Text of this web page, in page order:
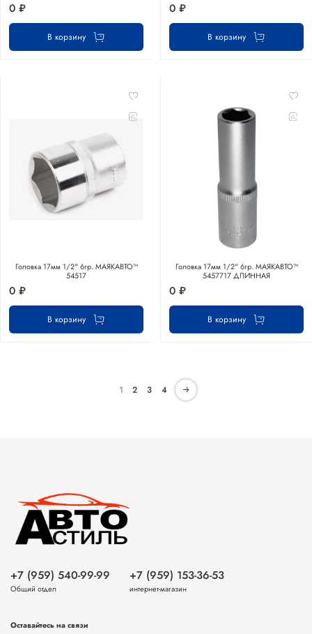
0 ₽
В корзину
0 ₽
В корзину
Головка 17мм 1/2" 6гр. МАЯКАВТО™
54517
0 ₽
В корзину
Головка 17мм 1/2" 6гр. МАЯКАВТО™
5457717 ДЛИННАЯ
0 ₽
В корзину
1 2 3 4
+7 (959) 540-99-99
Общий отдел
+7 (959) 153-36-53
интернет-магазин
Оставайтесь на связи